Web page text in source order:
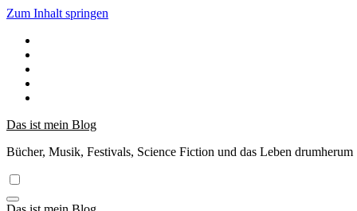
Zum Inhalt springen
Das ist mein Blog
Bücher, Musik, Festivals, Science Fiction und das Leben drumherum